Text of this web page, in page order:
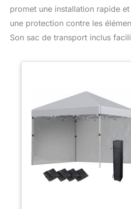
promet une installation rapide
une protection contre les
Son sac de transport inclus